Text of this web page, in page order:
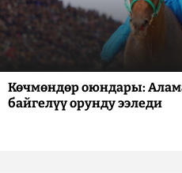
Көчмөндөр оюндары:
байгелүү орунду ээледи